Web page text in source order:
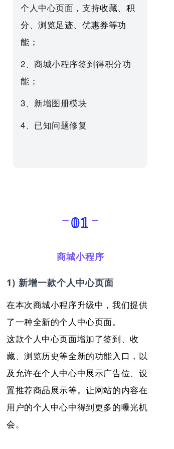
个人中心页面，支持收藏、积
分、浏览足迹、优惠券等功
能；
2、商城小程序签到得积分功
能；
3、新增图册模块
4、已知问题修复
01
商城小程序
1) 新增一款个人中心页面
在本次商城小程序升级中，我们提供
了一种全新的个人中心页面。
这款个人中心页面增加了签到、收
藏、浏览历史等全新的功能入口，以
及允许在个人中心中展示广告位、设
置推荐商品展示等。让网站的内容在
用户的个人中心中得到更多的曝光机
会。